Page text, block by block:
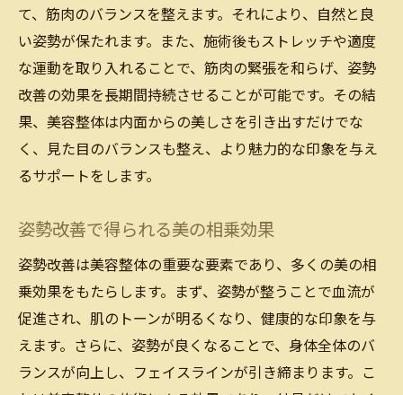
て、筋肉のバランスを整えます。それにより、自然と良
い姿勢が保たれます。また、施術後もストレッチや適度
な運動を取り入れることで、筋肉の緊張を和らげ、姿勢
改善の効果を長期間持続させることが可能です。その結
果、美容整体は内面からの美しさを引き出すだけでな
く、見た目のバランスも整え、より魅力的な印象を与え
るサポートをします。
姿勢改善で得られる美の相乗効果
姿勢改善は美容整体の重要な要素であり、多くの美の相
乗効果をもたらします。まず、姿勢が整うことで血流が
促進され、肌のトーンが明るくなり、健康的な印象を与
えます。さらに、姿勢が良くなることで、身体全体のバ
ランスが向上し、フェイスラインが引き締まります。こ